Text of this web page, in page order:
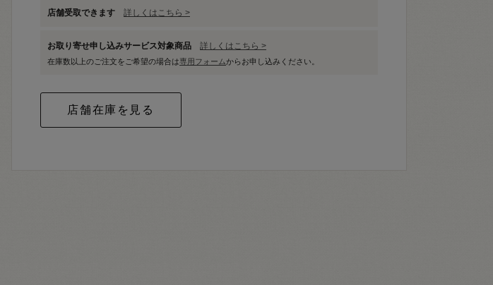
店舗受取できます 詳しくはこちら >
お取り寄せ申し込みサービス対象商品 詳しくはこちら >
在庫数以上のご注文をご希望の場合は専用フォームからお申し込みください。